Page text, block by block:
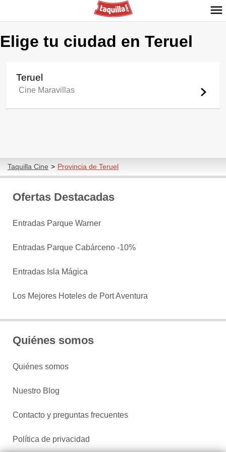
Elige tu ciudad en Teruel
Teruel
Cine Maravillas
Taquilla Cine > Provincia de Teruel
Ofertas Destacadas
Entradas Parque Warner
Entradas Parque Cabárceno -10%
Entradas Isla Mágica
Los Mejores Hoteles de Port Aventura
Quiénes somos
Quiénes somos
Nuestro Blog
Contacto y preguntas frecuentes
Política de privacidad